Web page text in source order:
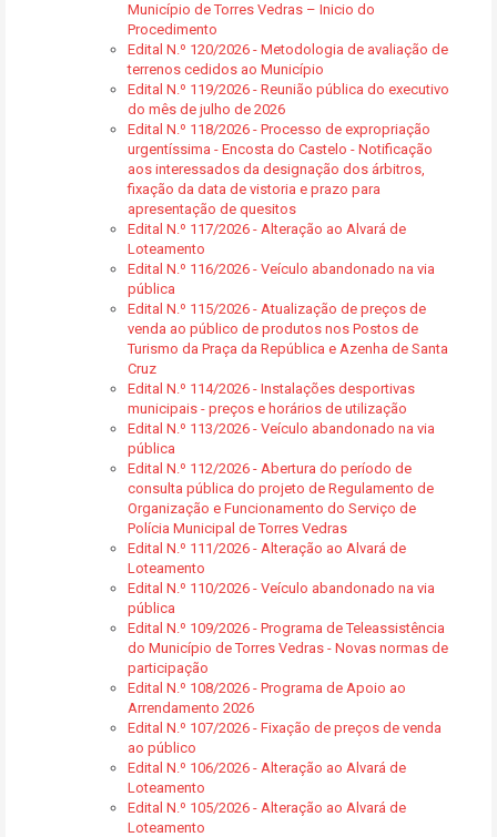
Município de Torres Vedras – Inicio do
Procedimento
Edital N.º 120/2026 - Metodologia de avaliação de
terrenos cedidos ao Município
Edital N.º 119/2026 - Reunião pública do executivo
do mês de julho de 2026
Edital N.º 118/2026 - Processo de expropriação
urgentíssima - Encosta do Castelo - Notificação
aos interessados da designação dos árbitros,
fixação da data de vistoria e prazo para
apresentação de quesitos
Edital N.º 117/2026 - Alteração ao Alvará de
Loteamento
Edital N.º 116/2026 - Veículo abandonado na via
pública
Edital N.º 115/2026 - Atualização de preços de
venda ao público de produtos nos Postos de
Turismo da Praça da República e Azenha de Santa
Cruz
Edital N.º 114/2026 - Instalações desportivas
municipais - preços e horários de utilização
Edital N.º 113/2026 - Veículo abandonado na via
pública
Edital N.º 112/2026 - Abertura do período de
consulta pública do projeto de Regulamento de
Organização e Funcionamento do Serviço de
Polícia Municipal de Torres Vedras
Edital N.º 111/2026 - Alteração ao Alvará de
Loteamento
Edital N.º 110/2026 - Veículo abandonado na via
pública
Edital N.º 109/2026 - Programa de Teleassistência
do Município de Torres Vedras - Novas normas de
participação
Edital N.º 108/2026 - Programa de Apoio ao
Arrendamento 2026
Edital N.º 107/2026 - Fixação de preços de venda
ao público
Edital N.º 106/2026 - Alteração ao Alvará de
Loteamento
Edital N.º 105/2026 - Alteração ao Alvará de
Loteamento